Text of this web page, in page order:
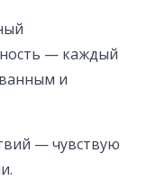
— каждый
и
— чувствую